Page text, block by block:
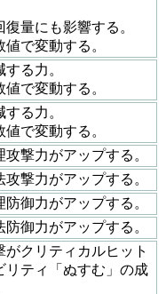
復量にも影響する。
で変動する。
る力。
で変動する。
る力。
で変動する。
撃力がアップする。
撃力がアップする。
御力がアップする。
御力がアップする。
クリティカルヒット
リティ「ぬすむ」の成